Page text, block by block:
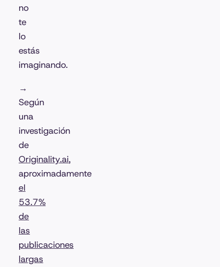
no
te
lo
estás
imaginando.
→
Según
una
investigación
de
Originality.ai,
aproximadamente
el
53.7%
de
las
publicaciones
largas